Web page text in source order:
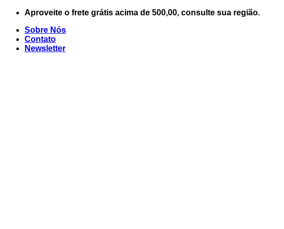
Skip
content
Aproveite o frete grátis acima de 500,00, consulte sua região.
Sobre Nós
Contato
Newsletter